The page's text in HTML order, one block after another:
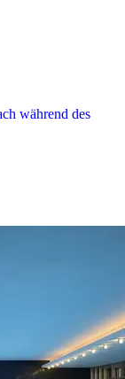
während des